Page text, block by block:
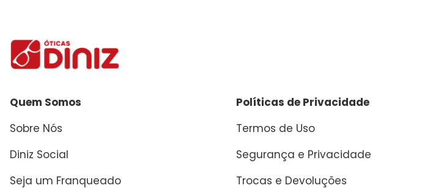
Quem Somos
Sobre Nós
Diniz Social
Seja um Franqueado
Políticas de Privacidade
Termos de Uso
Segurança e Privacidade
Trocas e Devoluções